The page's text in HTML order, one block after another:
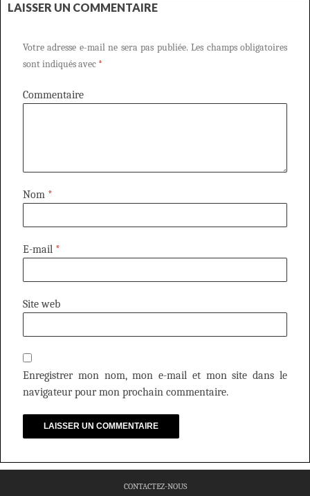
LAISSER UN COMMENTAIRE
Votre adresse e-mail ne sera pas publiée. Les champs obligatoires
sont indiqués avec *
Commentaire
Nom *
E-mail *
Site web
Enregistrer mon nom, mon e-mail et mon site dans le
navigateur pour mon prochain commentaire.
CONTACTEZ-NOUS